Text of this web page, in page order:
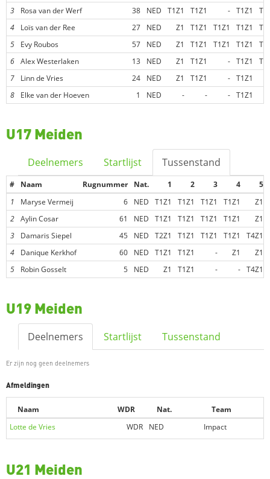
3
Rosa van der Werf 38 NED T1Z1 T1Z1 - T1Z1
4
Loïs van der Ree 27 NED Z1 T1Z1 T1Z1 T1Z1
5
Evy Roubos 57 NED Z1 T1Z1 T1Z1 T1Z1
6 Alex Westerlaken 13 NED Z1 T1Z1 - T1Z1
7
Linn de Vries 24 NED Z1 T1Z1 - T1Z1
8
Elke van der Hoeven 1 NED - - - T1Z1
U17 Meiden
Deelnemers Startlijst Tussenstand
# Naam Rugnummer Nat. 1 2 3 4
5
1
Maryse Vermeij 6 NED T1Z1 T1Z1 T1Z1 T1Z1 Z1
2 Aylin Cosar 61 NED T1Z1 T1Z1 T1Z1 T1Z1 Z1
3
Damaris Siepel 45 NED T2Z1 T1Z1 T1Z1 T1Z1 T4Z1
4
Danique Kerkhof 60 NED T1Z1 T1Z1 - Z1
Z1
5
Robin Gosselt 5 NED Z1 T1Z1 - - T4Z1
U19 Meiden
Deelnemers Startlijst Tussenstand
Er zijn nog geen deelnemers
Afmeldingen
Naam WDR Nat.
Team
Lotte de Vries
WDR NED Impact
U21 Meiden